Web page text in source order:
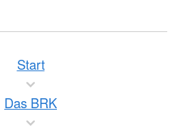
Start
Das BRK